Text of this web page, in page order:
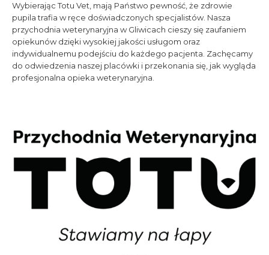
Wybierając Totu Vet, mają Państwo pewność, że zdrowie
pupila trafia w ręce doświadczonych specjalistów. Nasza
przychodnia weterynaryjna w Gliwicach cieszy się zaufaniem
opiekunów dzięki wysokiej jakości usługom oraz
indywidualnemu podejściu do każdego pacjenta. Zachęcamy
do odwiedzenia naszej placówki i przekonania się, jak wygląda
profesjonalna opieka weterynaryjna.